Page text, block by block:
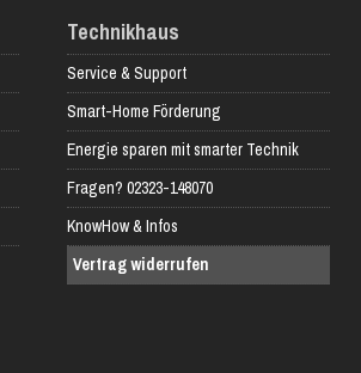
Technikhaus
Service & Support
Smart-Home Förderung
Energie sparen mit smarter Technik
Fragen? 02323-148070
KnowHow & Infos
Vertrag widerrufen